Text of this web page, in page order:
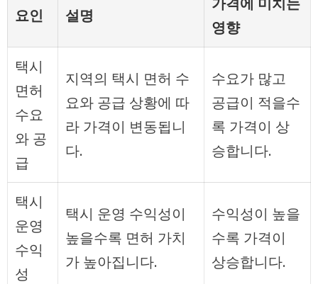
요인 설명
영향
택시
면허
수요
와 공
급
지역의 택시 면허 수
요와 공급 상황에 따
라 가격이 변동됩니
다.
수요가 많고
공급이 적을수
록 가격이 상
승합니다.
택시
운영
수익
성
택시 운영 수익성이
높을수록 면허 가치
가 높아집니다.
수익성이 높을
수록 가격이
상승합니다.